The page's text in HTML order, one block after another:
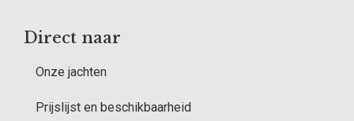
Direct naar
Onze jachten
Prijslijst en beschikbaarheid